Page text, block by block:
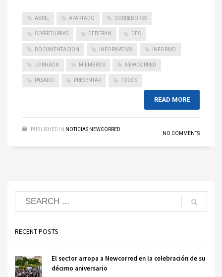
ABRIL APARTADO CORREDORES
CORREDURIAS DEBERAN DEC
DOCUMENTACION INFORMATIVA INFORMO
JORNADA MIEMBROS NEWCORRED
PASADO PRESENTAR TODOS
READ MORE
PUBLISHED IN NOTICIAS NEWCORRED
NO COMMENTS
RECENT POSTS
El sector arropa a Newcorred en la celebración de su
décimo aniversario